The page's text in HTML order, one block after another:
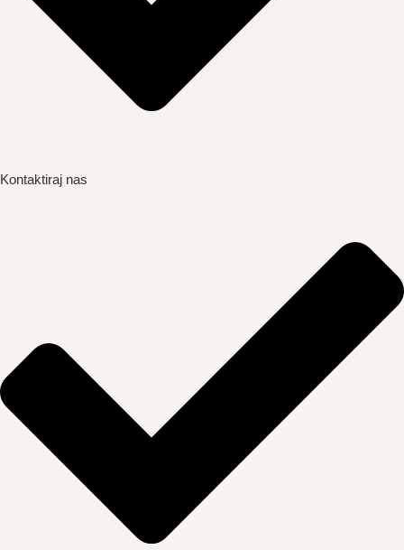
Kontaktiraj nas